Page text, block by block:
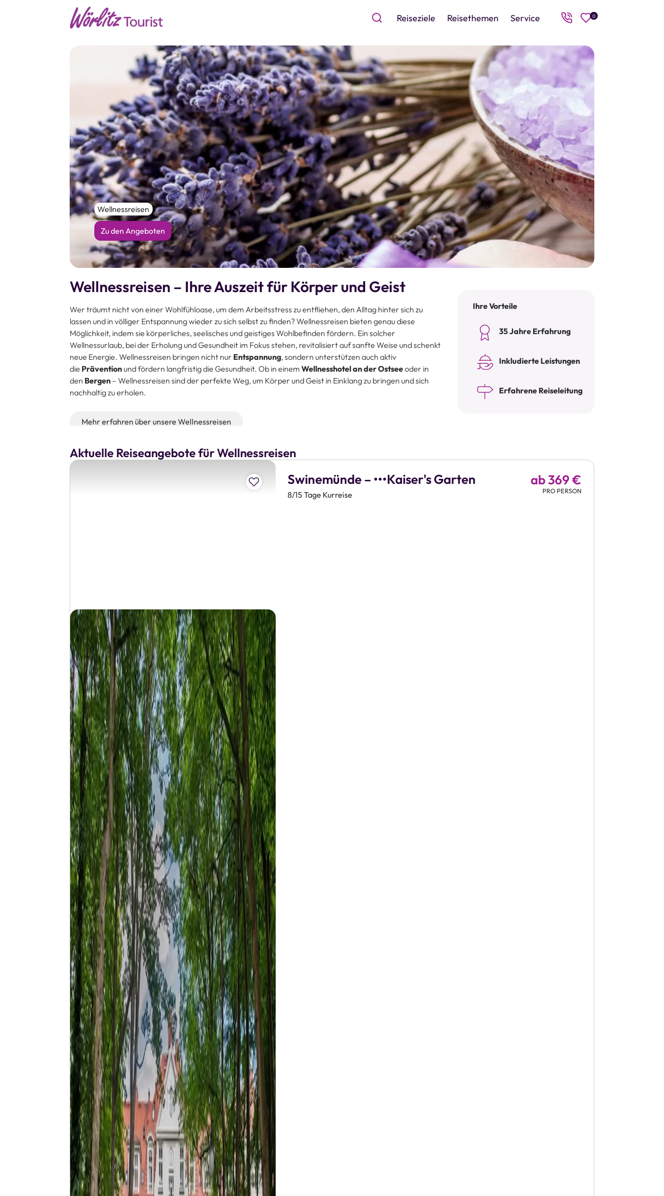
Reiseziele Reisethemen Service 0
Wellnessreisen
Zu den Angeboten
Wellnessreisen – Ihre Auszeit für Körper und Geist
Wer träumt nicht von einer Wohlfühloase, um dem Arbeitsstress zu entfliehen, den Alltag hinter sich zu
lassen und in völliger Entspannung wieder zu sich selbst zu finden? Wellnessreisen bieten genau diese
Möglichkeit, indem sie körperliches, seelisches und geistiges Wohlbefinden fördern. Ein solcher
Wellnessurlaub, bei der Erholung und Gesundheit im Fokus stehen, revitalisiert auf sanfte Weise und schenkt
neue Energie. Wellnessreisen bringen nicht nur Entspannung, sondern unterstützen auch aktiv
die Prävention und fördern langfristig die Gesundheit. Ob in einem Wellnesshotel an der Ostseeoder in
den Bergen – Wellnessreisen sind der perfekte Weg, um Körper und Geist in Einklang zu bringen und sich
nachhaltig zu erholen.
Mehr erfahren über unsere Wellnessreisen
Ihre Vorteile
35 Jahre Erfahrung
Inkludierte Leistungen
Erfahrene Reiseleitung
Aktuelle Reiseangebote für Wellnessreisen
Zur Merkliste hinzufügen
8/15 Tage Kurreise
Swinemünde – •••Kaiser's Garten ab 369 €
PRO PERSON